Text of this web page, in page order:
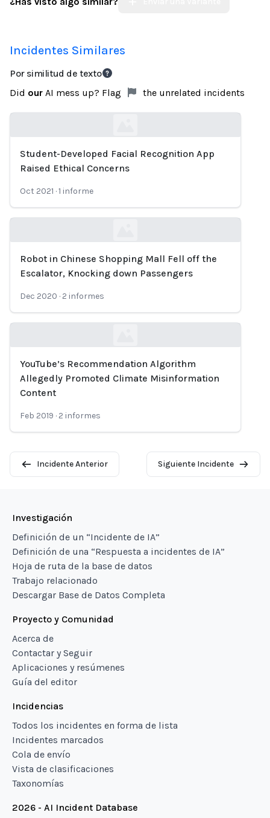
Incidentes Similares
Por similitud de texto
Did our AI mess up? Flag the unrelated incidents
Loading...
Student-Developed Facial Recognition App
Raised Ethical Concerns
Oct 2021 ·1 informe
Loading...
Robot in Chinese Shopping Mall Fell off the
Escalator, Knocking down Passengers
Dec 2020 · 2 informes
Loading...
YouTube’s Recommendation Algorithm
Allegedly Promoted Climate Misinformation
Content
Feb 2019 · 2 informes
Incidente Anterior Siguiente Incidente
Investigación
Definición de un “Incidente de IA”
Definición de una “Respuesta a incidentes de IA”
Hoja de ruta de la base de datos
Trabajo relacionado
Descargar Base de Datos Completa
Proyecto y Comunidad
Acerca de
Contactar y Seguir
Aplicaciones y resúmenes
Guía del editor
Incidencias
Todos los incidentes en forma de lista
Incidentes marcados
Cola de envío
Vista de clasificaciones
Taxonomías
2026 - AI Incident Database